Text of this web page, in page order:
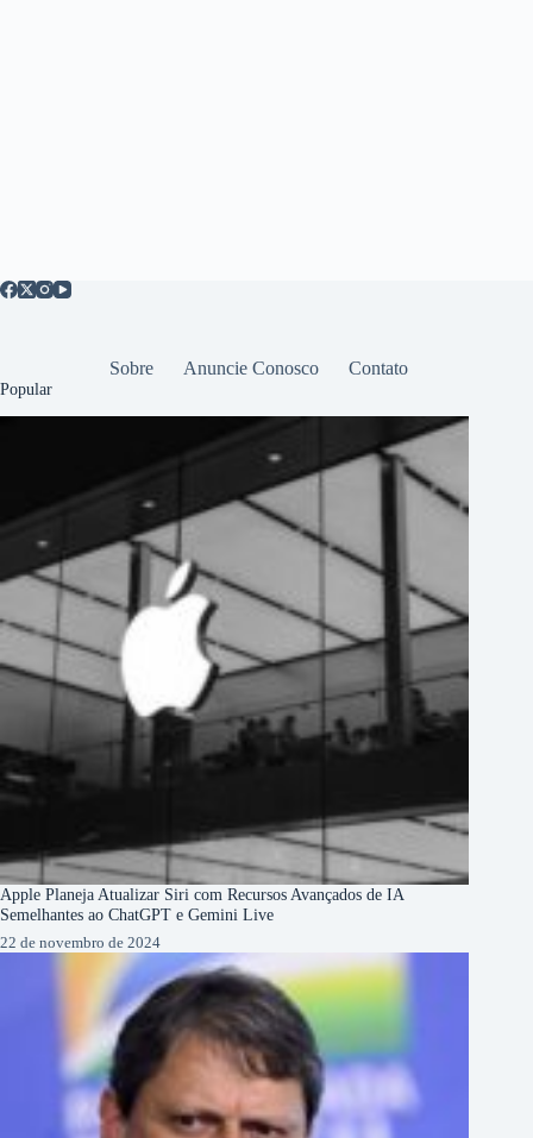
Sobre Anuncie Conosco Contato
Popular
Apple Planeja Atualizar Siri com Recursos Avançados de IA
Semelhantes ao ChatGPT e Gemini Live
22 de novembro de 2024